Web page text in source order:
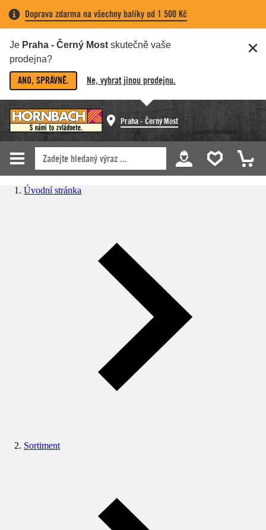
Doprava zdarma na všechny balíky od 1 500 Kč
Je Praha - Černý Most skutečně vaše
prodejna?
ANO, SPRÁVNĚ. Ne, vybrat jinou prodejnu.
Praha - Černý Most
Úvodní stránka
Sortiment